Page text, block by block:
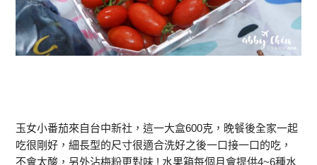
玉女小番茄來自台中新社，這一大盒600克，晚餐後全家一起
吃很剛好，細長型的尺寸很適合洗好之後一口接一口的吃，
不會太酸，另外沾梅粉更對味 ! 水果箱每個月會提供4~6種水